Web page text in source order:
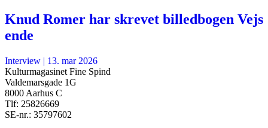
Knud Romer har skrevet billedbogen Vejs
ende
Interview | 13. mar 2026
Kulturmagasinet Fine Spind
Valdemarsgade 1G
8000 Aarhus C
Tlf: 25826669
SE-nr.: 35797602